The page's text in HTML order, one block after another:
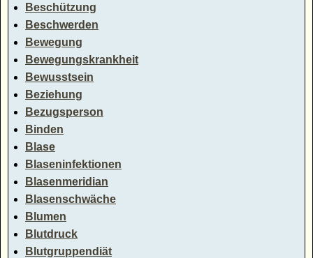
Beschützung
Beschwerden
Bewegung
Bewegungskrankheit
Bewusstsein
Beziehung
Bezugsperson
Binden
Blase
Blaseninfektionen
Blasenmeridian
Blasenschwäche
Blumen
Blutdruck
Blutgruppendiät